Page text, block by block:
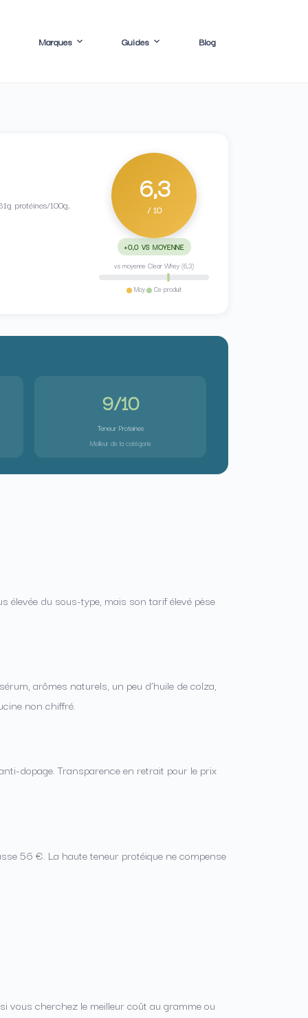
Marques Guides Blog
protéines/100g,
6,3
/ 10
+0,0 VS MOYENNE
vs moyenne Clear Whey (6,3)
Moy. Ce produit
9/10
Teneur Proteines
Meilleur de la catégorie
élevée du sous-type, mais son tarif élevé pèse
arômes naturels, un peu d’huile de colza,
non chiffré.
dopage. Transparence en retrait pour le prix
56 €. La haute teneur protéique ne compense
vous cherchez le meilleur coût au gramme ou